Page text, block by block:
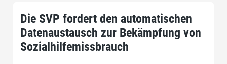
Die SVP fordert den automatischen
Datenaustausch zur Bekämpfung von
Sozialhilfemissbrauch